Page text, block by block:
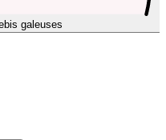
galeuses